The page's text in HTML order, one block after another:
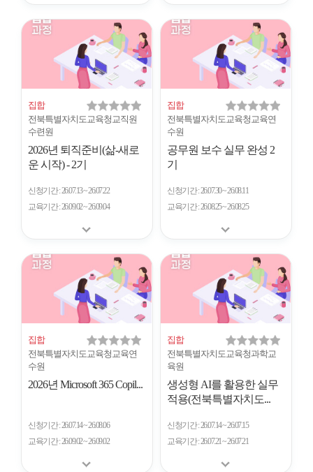
집합
전북특별자치도교육청교직원
수련원
2026년 퇴직준비(삶-새로
운 시작) - 2기
신청기간 26.07.13 ~ 26.07.22
교육기간 26.09.02 ~ 26.09.04
집합
전북특별자치도교육청교육연
수원
공무원 보수 실무 완성 2
기
신청기간 26.07.30 ~ 26.08.11
교육기간 26.08.25 ~ 26.08.25
집합
전북특별자치도교육청교육연
수원
2026년 Microsoft 365 Copil...
신청기간 26.07.14 ~ 26.08.06
교육기간 26.09.02 ~ 26.09.02
집합
전북특별자치도교육청과학교
육원
생성형 AI를 활용한 실무
적용(전북특별자치도...
신청기간 26.07.14 ~ 26.07.15
교육기간 26.07.21 ~ 26.07.21